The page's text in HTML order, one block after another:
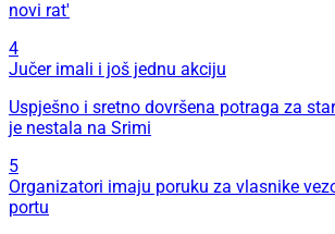
novi rat'
4
Jučer imali i još jednu akciju
Uspješno i sretno dovršena potraga za
je nestala na Srimi
5
Organizatori imaju poruku za vlasnike
portu